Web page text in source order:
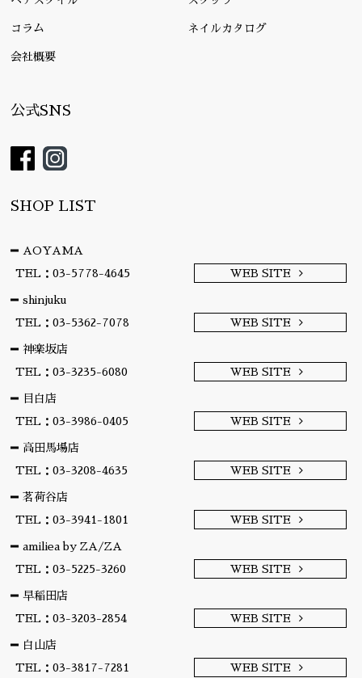
コラム ネイルカタログ
会社概要
公式SNS
SHOP LIST
AOYAMA
TEL：03-5778-4645
WEB SITE
shinjuku
TEL：03-5362-7078
WEB SITE
神楽坂店
TEL：03-3235-6080
WEB SITE
目白店
TEL：03-3986-0405
WEB SITE
高田馬場店
TEL：03-3208-4635
WEB SITE
茗荷谷店
TEL：03-3941-1801
WEB SITE
amiliea by ZA/ZA
TEL：03-5225-3260
WEB SITE
早稲田店
TEL：03-3203-2854
WEB SITE
白山店
TEL：03-3817-7281
WEB SITE